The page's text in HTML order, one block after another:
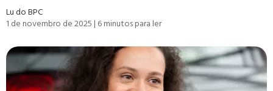
Lu do BPC
1 de novembro de 2025| 6minutos para ler